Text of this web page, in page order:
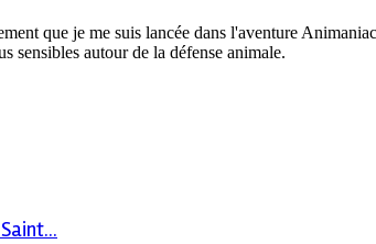
que je me suis lancée dans l'aventure
sensibles autour de la défense animale.